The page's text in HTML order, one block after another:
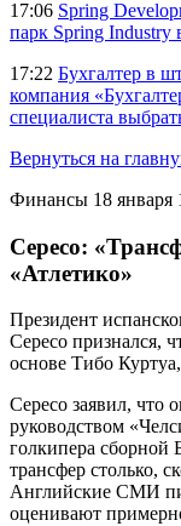
17:06 Spring
парк Spring
17:22 Бухгалтер в
компания
специалиста
Вернуться на
Финансы 18 января
Сересо:
«Атлетико»
Президент
Сересо признался,
основе Тибо
Сересо заявил, что
руководством
голкипера сборной
трансфер столько,
Английские СМИ
оценивают